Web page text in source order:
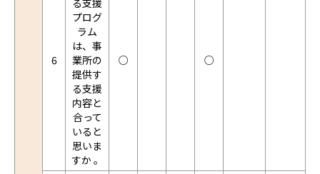
6
る支援
プログ
ラム
は、事
業所の
提供す
る支援
内容と
合って
いると
思いま
すか 。
○ ○